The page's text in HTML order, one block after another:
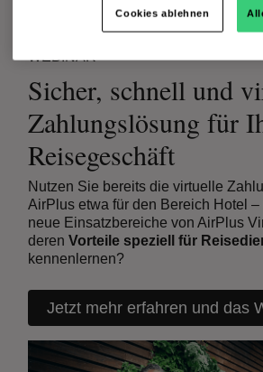
WEBINAR
Sicher, schnell und
Zahlungslösung für
Reisegeschäft
Nutzen Sie bereits die virtuelle
AirPlus etwa für den Bereich Hotel –
neue Einsatzbereiche von AirPlus
deren Vorteile speziell für
kennenlernen?
Jetzt mehr erfahren und das
Cookies ablehnen